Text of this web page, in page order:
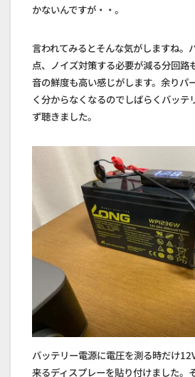
かないんですが・・。
言われてみるとそんな気がしますね。
点、ノイズ対策する必要が減る分回路
音の鮮度も高い感じがします。余りパ
く分からなくなるのでしばらくバッテ
ず聴きました。
バッテリー電源に電圧を測る時だけ
来るディスプレーを貼り付けました。